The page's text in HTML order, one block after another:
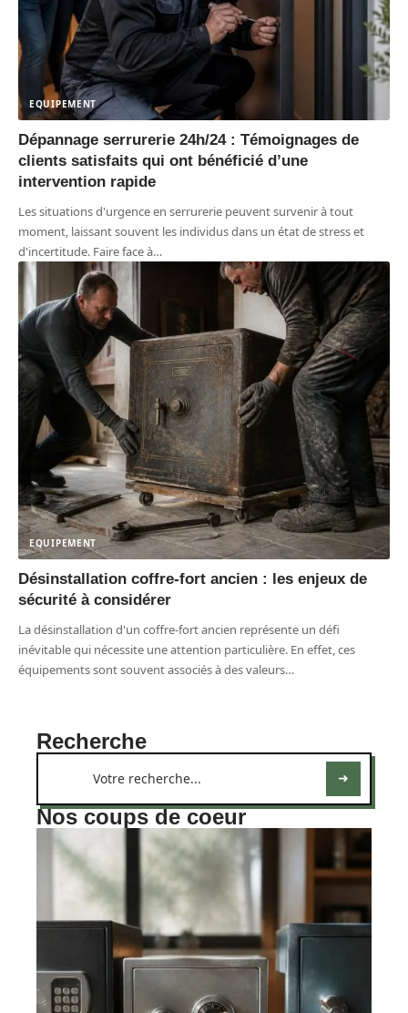
EQUIPEMENT
Dépannage serrurerie 24h/24 : Témoignages de
clients satisfaits qui ont bénéficié d’une
intervention rapide
Les situations d'urgence en serrurerie peuvent survenir à tout
moment, laissant souvent les individus dans un état de stress et
d'incertitude. Faire face à…
EQUIPEMENT
Désinstallation coffre-fort ancien : les enjeux de
sécurité à considérer
La désinstallation d'un coffre-fort ancien représente un défi
inévitable qui nécessite une attention particulière. En effet, ces
équipements sont souvent associés à des valeurs…
Recherche
Nos coups de coeur